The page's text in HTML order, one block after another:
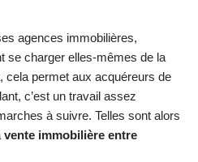
agences immobilières,
se charger elles-mêmes de la
cela permet aux acquéreurs de
c’est un travail assez
à suivre. Telles sont alors
vente immobilière entre